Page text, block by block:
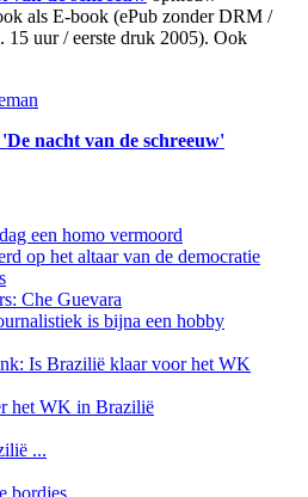
als E-book (ePub zonder DRM /
15 uur / eerste druk 2005). Ook
nacht van de schreeuw'
een homo vermoord
op het altaar van de democratie
Che Guevara
is bijna een hobby
Is Brazilië klaar voor het WK
het WK in Brazilië
...
bordjes